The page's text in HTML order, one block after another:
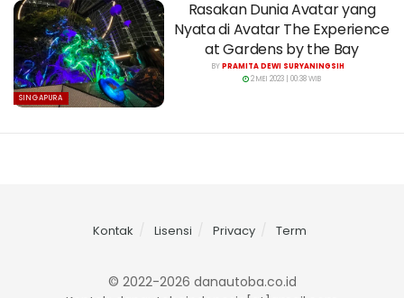
SINGAPURA
Rasakan Dunia Avatar yang
Nyata di Avatar The Experience
at Gardens by the Bay
BYPRAMITA DEWI SURYANINGSIH
2 MEI 2023 | 00:38 WIB
Kontak Lisensi Privacy Term
© 2022-2026 danautoba.co.id